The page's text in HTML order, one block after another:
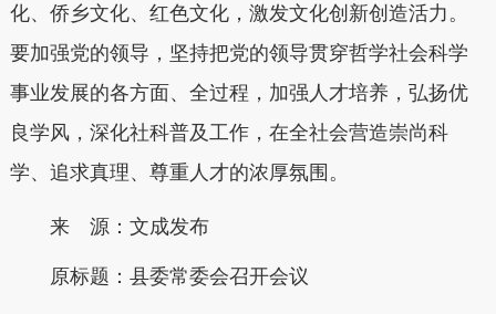
化、侨乡文化、红色文化，激发文化创新创造活力。
要加强党的领导，坚持把党的领导贯穿哲学社会科学
事业发展的各方面、全过程，加强人才培养，弘扬优
良学风，深化社科普及工作，在全社会营造崇尚科
学、追求真理、尊重人才的浓厚氛围。
来 源：文成发布
原标题： 县委常委会召开会议